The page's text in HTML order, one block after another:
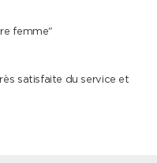
femme"
satisfaite du service et